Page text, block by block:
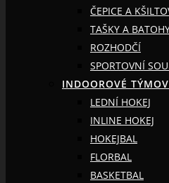
ČEPICE A
TAŠKY A
ROZHODČÍ
SPORTOVNÍ
INDOOROVÉ
LEDNÍ HOKEJ
INLINE HOKEJ
HOKEJBAL
FLORBAL
BASKETBAL